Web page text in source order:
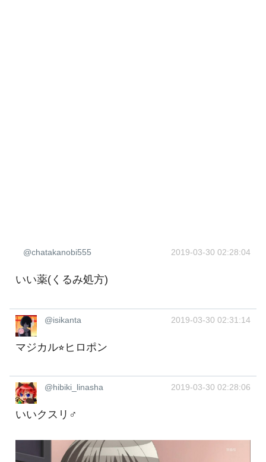
@chatakanobi555 2019-03-30 02:28:04
いい薬(くるみ処方)
@isikanta 2019-03-30 02:31:14
マジカル⭐︎ヒロポン
@hibiki_linasha 2019-03-30 02:28:06
いいクスリ♂